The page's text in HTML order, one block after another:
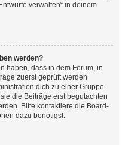
verwalten“ in deinem
werden?
haben, dass in dem Forum, in
zuerst geprüft werden
dich zu einer Gruppe
die Beiträge erst begutachten
Bitte kontaktiere die Board-
dazu benötigst.